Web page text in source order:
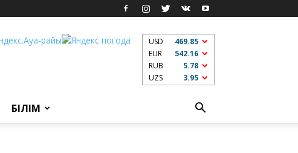
USD
469.85
EUR
542.16
RUB
5.78
UZS
3.95
БІЛІМ